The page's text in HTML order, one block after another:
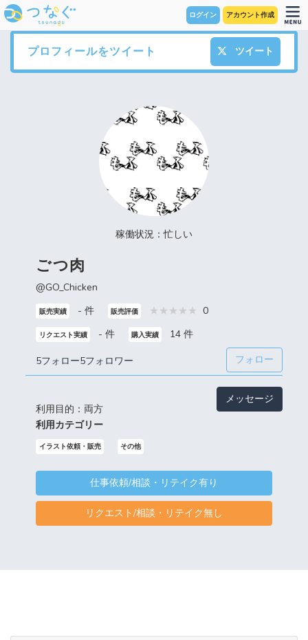
ログイン アカウント作成
プロフィールをツイート ツイート
稼働状況：忙しい
ごつ肉
@GO_Chicken
販売実績 - 件 販売評価 0
リクエスト実績 - 件 購入実績 14 件
5フォロー5フォロワー フォロー
利用目的：両方
メッセージ
利用カテゴリー
イラスト依頼・販売 その他
仕事依頼/相談・リテイク有り
リクエスト/相談・リテイク無し